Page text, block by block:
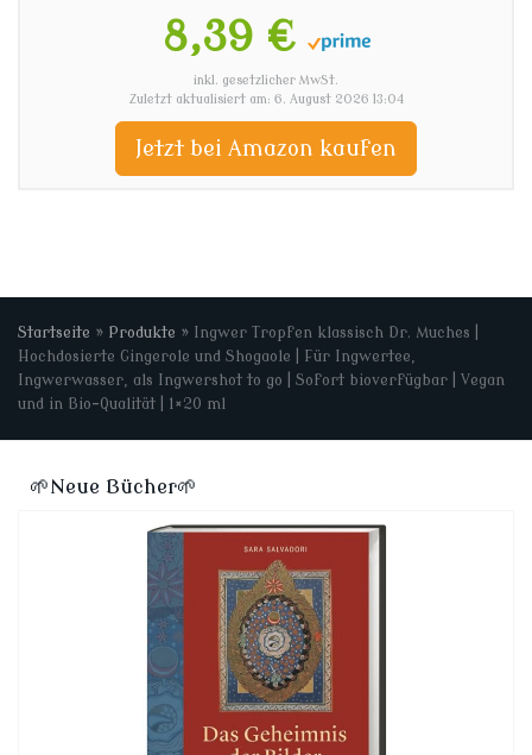
8,39 €
inkl. gesetzlicher MwSt.
Zuletzt aktualisiert am: 6. August 2026 13:04
Jetzt bei Amazon kaufen
Startseite » Produkte » Ingwer Tropfen klassisch Dr. Muches |
Hochdosierte Gingerole und Shogaole | Für Ingwertee,
Ingwerwasser, als Ingwershot to go | Sofort bioverfügbar | Vegan
und in Bio-Qualität | 1×20 ml
🌱Neue Bücher🌱